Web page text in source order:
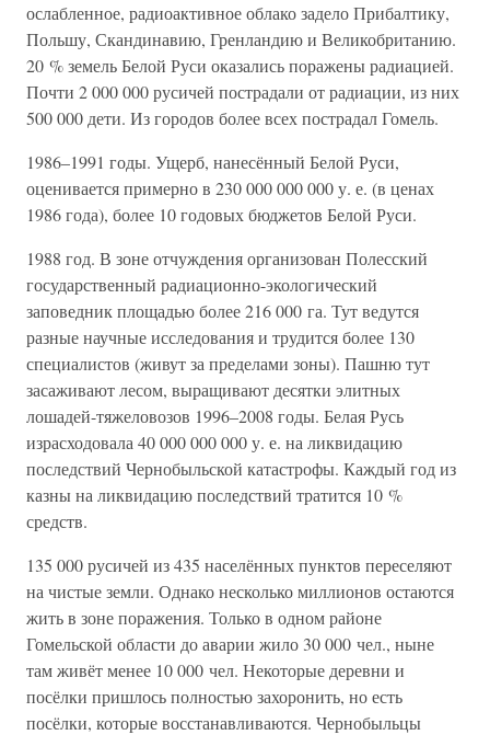
ослабленное, радиоактивное облако задело Прибалтику,
Польшу, Скандинавию, Гренландию и Великобританию.
20 % земель Белой Руси оказались поражены радиацией.
Почти 2 000 000 русичей пострадали от радиации, из них
500 000 дети. Из городов более всех пострадал Гомель.
1986–1991 годы. Ущерб, нанесённый Белой Руси,
оценивается примерно в 230 000 000 000 у. е. (в ценах
1986 года), более 10 годовых бюджетов Белой Руси.
1988 год. В зоне отчуждения организован Полесский
государственный радиационно-экологический
заповедник площадью более 216 000 га. Тут ведутся
разные научные исследования и трудится более 130
специалистов (живут за пределами зоны). Пашню тут
засаживают лесом, выращивают десятки элитных
лошадей-тяжеловозов 1996–2008 годы. Белая Русь
израсходовала 40 000 000 000 у. е. на ликвидацию
последствий Чернобыльской катастрофы. Каждый год из
казны на ликвидацию последствий тратится 10 %
средств.
135 000 русичей из 435 населённых пунктов переселяют
на чистые земли. Однако несколько миллионов остаются
жить в зоне поражения. Только в одном районе
Гомельской области до аварии жило 30 000 чел., ныне
там живёт менее 10 000 чел. Некоторые деревни и
посёлки пришлось полностью захоронить, но есть
посёлки, которые восстанавливаются. Чернобыльцы